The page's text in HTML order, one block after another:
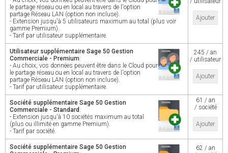
le partage réseau ou en local au travers de l'option
partage Réseau LAN (option non incluse).
- Extension jusqu'à 5 utilisateurs maximum au total (plus voir
gamme Premium).
- Tarif par utilisateur supplémentaire.
Ajouter
Utilisateur supplémentaire Sage 50 Gestion
Commerciale - Premium:
- Au choix, vos données peuvent être dans le Cloud pour
le partage réseau ou en local au travers de l'option
partage Réseau LAN (option non incluse).
- Tarif par utilisateur supplémentaire.
245 / an
/ utilisateur
Ajouter
Société supplémentaire Sage 50 Gestion
Commerciale - Standard:
- Extension jusqu'à 10 sociétés maximum au total
(plus ou illimité en gamme Premium).
- Tarif par société.
61 / an
/ société
Ajouter
Société supplémentaire Sage 50 Gestion
62 / an